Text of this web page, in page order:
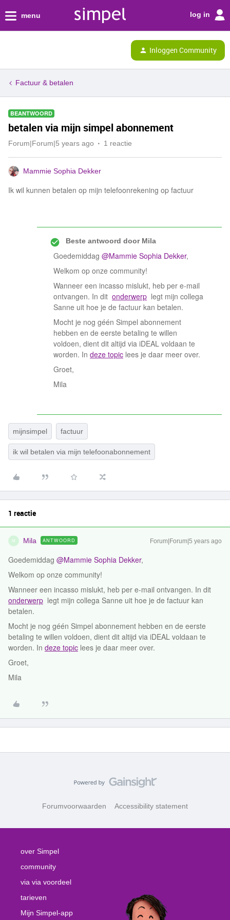
menu log in
Inloggen Community
Factuur & betalen
BEANTWOORD
betalen via mijn simpel abonnement
Forum|Forum|5 years ago 1 reactie
Mammie Sophia Dekker
Ik wil kunnen betalen op mijn telefoonrekening op factuur
Beste antwoord doorMila
Goedemiddag @Mammie Sophia Dekker,
Welkom op onze community!
Wanneer een incasso mislukt, heb per e-mail
ontvangen. In dit onderwerp legt mijn collega
Sanne uit hoe je de factuur kan betalen.
Mocht je nog géén Simpel abonnement
hebben en de eerste betaling te willen
voldoen, dient dit altijd via iDEAL voldaan te
worden. In deze topic lees je daar meer over.
Groet,
Mila
mijnsimpel factuur
ik wil betalen via mijn telefoonabonnement
1 reactie
M Mila ANTWOORD Forum|Forum|5 years ago
Goedemiddag @Mammie Sophia Dekker,
Welkom op onze community!
Wanneer een incasso mislukt, heb per e-mail ontvangen. In dit
onderwerp legt mijn collega Sanne uit hoe je de factuur kan
betalen.
Mocht je nog géén Simpel abonnement hebben en de eerste
betaling te willen voldoen, dient dit altijd via iDEAL voldaan te
worden. In deze topic lees je daar meer over.
Groet,
Mila
Forumvoorwaarden Accessibility statement
over Simpel
community
via via voordeel
tarieven
Mijn Simpel-app